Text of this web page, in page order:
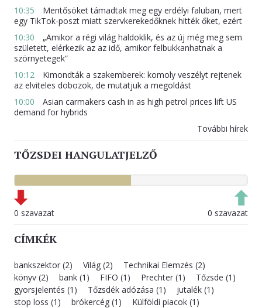
10:35
Mentősöket támadtak meg egy erdélyi faluban, mert
egy TikTok-poszt miatt szervkerekedőknek hitték őket, ezért
10:30
„Amikor a régi világ haldoklik, és az új még meg sem
született, elérkezik az az idő, amikor felbukkanhatnak a
szörnyetegek”
10:12
Kimondták a szakemberek: komoly veszélyt rejtenek
az elviteles dobozok, de mutatjuk a megoldást
10:00
Asian carmakers cash in as high petrol prices lift US
demand for hybrids
További hírek
TŐZSDEI HANGULATJELZŐ
0 szavazat 0 szavazat
CÍMKÉK
bankszektor (2) Világ (2)
Technikai Elemzés (2)
könyv (2)
bank (1) FIFO (1) Prechter (1)
Tőzsde (1)
gyorsjelentés (1)
Tőzsdék adózása (1)
jutalék (1)
stop loss (1)
brókercég (1) Külföldi piacok (1)